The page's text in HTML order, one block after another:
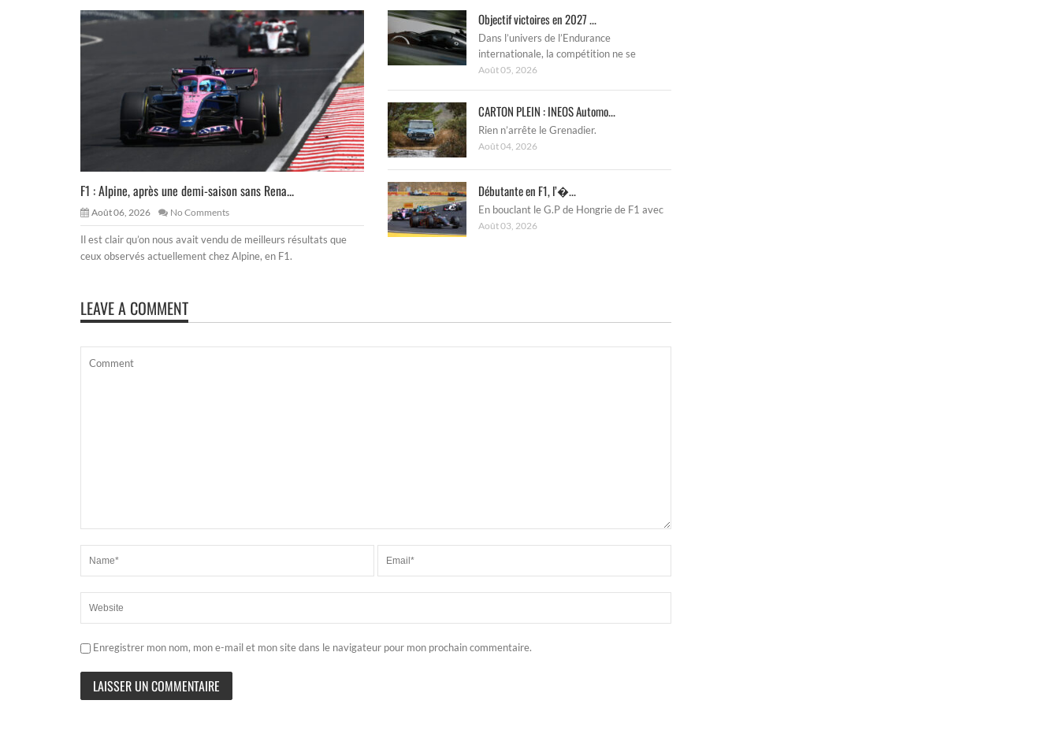
F1 : Alpine, après une demi-saison sans Rena...
Août 06, 2026 No Comments
Il est clair qu’on nous avait vendu de meilleurs résultats que
ceux observés actuellement chez Alpine, en F1.
Objectif victoires en 2027 ...
Dans l’univers de l’Endurance
internationale, la compétition ne se
Août 05, 2026
CARTON PLEIN : INEOS Automo...
Rien n’arrête le Grenadier.
Août 04, 2026
Débutante en F1, l’�...
En bouclant le G.P de Hongrie de F1 avec
Août 03, 2026
LEAVE A COMMENT
Enregistrer mon nom, mon e-mail et mon site dans le navigateur pour mon prochain commentaire.